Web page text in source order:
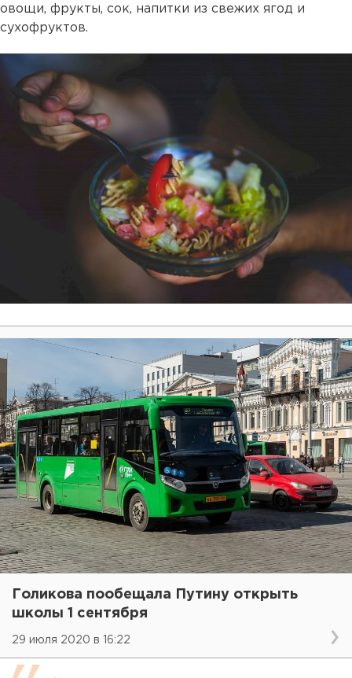
овощи, фрукты, сок, напитки из свежих ягод и
сухофруктов.
Голикова пообещала Путину открыть
школы 1 сентября
29 июля 2020 в 16:22